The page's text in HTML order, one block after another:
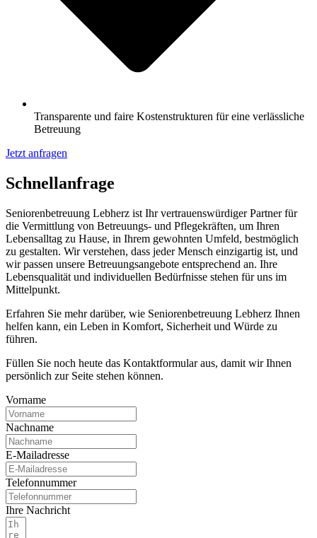
Transparente und faire Kostenstrukturen für eine verlässliche
Betreuung
Jetzt anfragen
Schnell­anfrage
Seniorenbetreuung Lebherz ist Ihr vertrauenswürdiger Partner für
die Vermittlung von Betreuungs- und Pflegekräften, um Ihren
Lebensalltag zu Hause, in Ihrem gewohnten Umfeld, bestmöglich
zu gestalten. Wir verstehen, dass jeder Mensch einzigartig ist, und
wir passen unsere Betreuungsangebote entsprechend an. Ihre
Lebensqualität und individuellen Bedürfnisse stehen für uns im
Mittelpunkt.
Erfahren Sie mehr darüber, wie Seniorenbetreuung Lebherz Ihnen
helfen kann, ein Leben in Komfort, Sicherheit und Würde zu
führen.
Füllen Sie noch heute das Kontaktformular aus, damit wir Ihnen
persönlich zur Seite stehen können.
Vorname
Nachname
E-Mailadresse
Telefonnummer
Ihre Nachricht